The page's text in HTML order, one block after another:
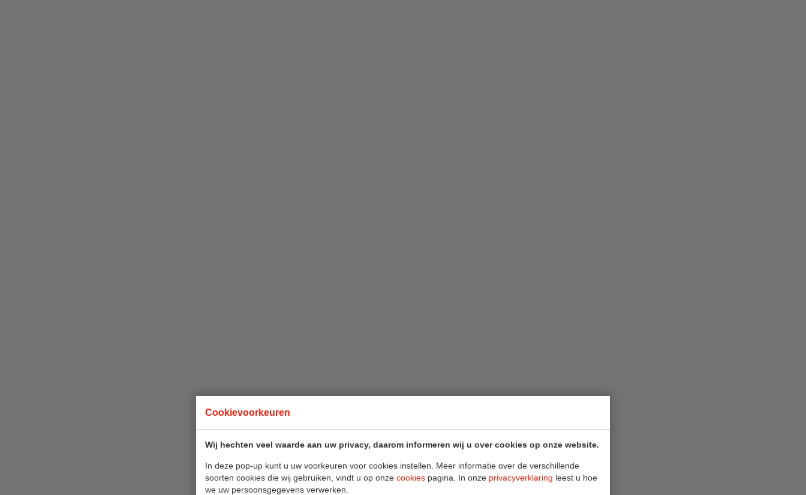
Cookievoorkeuren
Wij hechten veel waarde aan uw privacy, daarom informeren wij u over cookies op onze website.
In deze pop-up kunt u uw voorkeuren voor cookies instellen. Meer informatie over de verschillende
soorten cookies die wij gebruiken, vindt u op onze cookies pagina. In onze privacyverklaring leest u hoe
we uw persoonsgegevens verwerken.